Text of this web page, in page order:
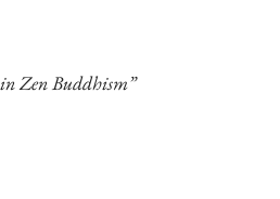
Zen Buddhism”